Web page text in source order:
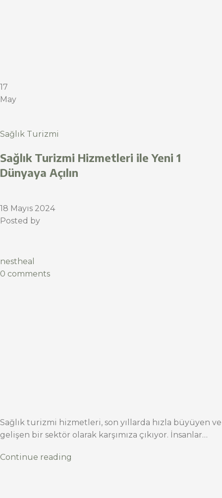
17
May
Sağlık Turizmi
Sağlık Turizmi Hizmetleri ile Yeni 1
Dünyaya Açılın
18 Mayıs 2024
Posted by
nestheal
0 comments
Sağlık turizmi hizmetleri, son yıllarda hızla büyüyen ve
gelişen bir sektör olarak karşımıza çıkıyor. İnsanlar…
Continue reading